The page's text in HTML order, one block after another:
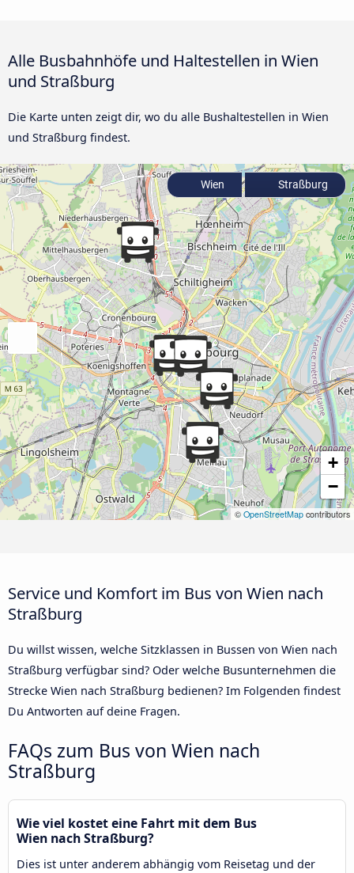
Alle Busbahnhöfe und Haltestellen in Wien
und Straßburg
Die Karte unten zeigt dir, wo du alle Bushaltestellen in Wien
und Straßburg findest.
+
−
© OpenStreetMap contributors
Wien Straßburg
Service und Komfort im Bus von Wien nach
Straßburg
Du willst wissen, welche Sitzklassen in Bussen von Wien nach
Straßburg verfügbar sind? Oder welche Busunternehmen die
Strecke Wien nach Straßburg bedienen? Im Folgenden findest
Du Antworten auf deine Fragen.
FAQs zum Bus von Wien nach
Straßburg
Wie viel kostet eine Fahrt mit dem Bus
Wien nach Straßburg?
Dies ist unter anderem abhängig vom Reisetag und der